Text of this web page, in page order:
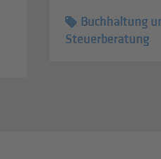
Buchhaltung
Steuerberatung